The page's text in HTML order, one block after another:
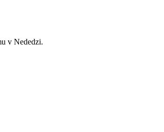
v Nededzi.